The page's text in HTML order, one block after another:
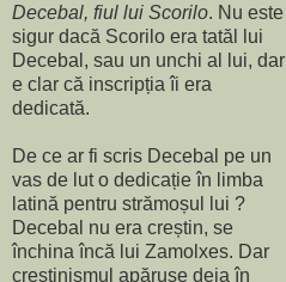
Decebal, fiul lui Scorilo. Nu este
sigur dacă Scorilo era tatăl lui
Decebal, sau un unchi al lui, dar
e clar că inscripția îi era
dedicată.
De ce ar fi scris Decebal pe un
vas de lut o dedicație în limba
latină pentru strămoșul lui ?
Decebal nu era creștin, se
închina încă lui Zamolxes. Dar
creștinismul apăruse deja în